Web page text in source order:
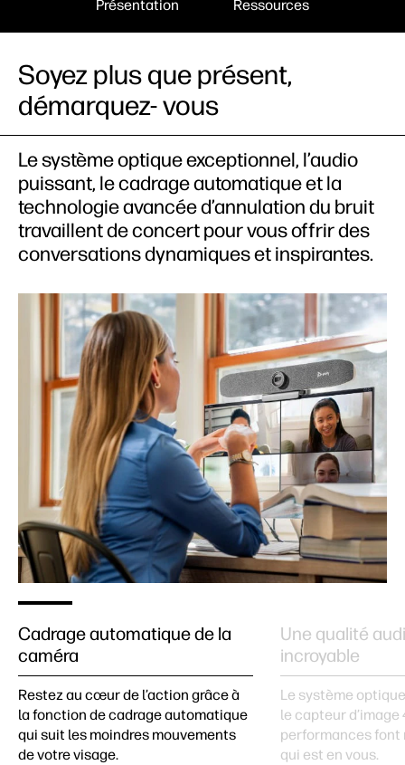
Présentation Ressources​
Soyez plus que présent,
démarquez- vous
Le système optique exceptionnel, l’audio
puissant, le cadrage automatique et la
technologie avancée d’annulation du bruit
travaillent de concert pour vous offrir des
conversations dynamiques et inspirantes.
Cadrage automatique de la
caméra
Restez au cœur de l’action grâce à
la fonction de cadrage automatique
qui suit les moindres mouvements
de votre visage.
Une qualité
incroyable
Le système
le capteur
performances
qui est en vous.